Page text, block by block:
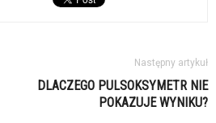
Następny artykuł
DLACZEGO PULSOKSYMETR NIE
POKAZUJE WYNIKU?